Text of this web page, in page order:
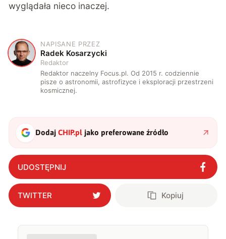
wyglądała nieco inaczej.
R
NAPISANE PRZEZ
Radek Kosarzycki
Redaktor
Redaktor naczelny Focus.pl. Od 2015 r. codziennie
pisze o astronomii, astrofizyce i eksploracji przestrzeni
kosmicznej.
DodajCHIP.pl jako preferowane źródło
UDOSTĘPNIJ
TWITTER Kopiuj